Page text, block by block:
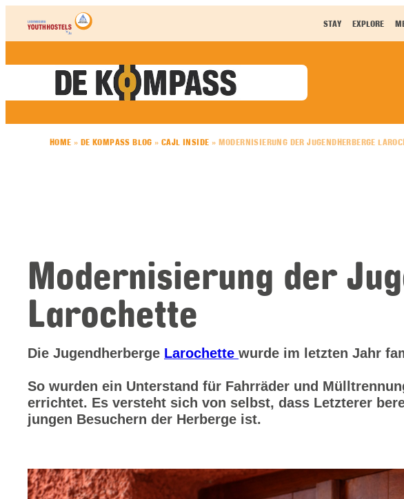
STAY EXPLORE
HOME » DE KOMPASS BLOG »CAJL INSIDE » MODERNISIERUNG DER JUGENDHERBERGE
Modernisierung der
Larochette
Die Jugendherberge Larochette wurde im letzten Jahr
So wurden ein Unterstand für Fahrräder und
errichtet. Es versteht sich von selbst, dass Letzterer
jungen Besuchern der Herberge ist.